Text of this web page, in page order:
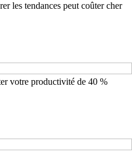
les tendances peut coûter cher
votre productivité de 40 %